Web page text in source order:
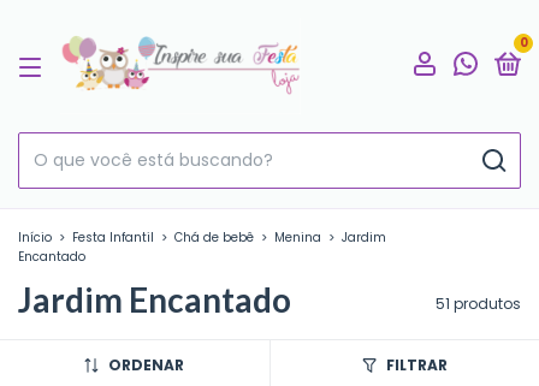
0
Início > Festa Infantil > Chá de bebê > Menina > Jardim
Encantado
Jardim Encantado 51 produtos
ORDENAR FILTRAR